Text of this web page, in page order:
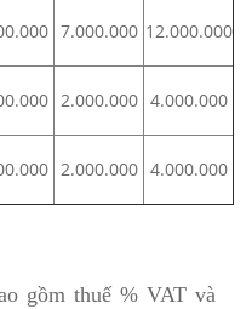
7.000.000 12.000.000
2.000.000 4.000.000
2.000.000 4.000.000
gồm thuế % VAT và